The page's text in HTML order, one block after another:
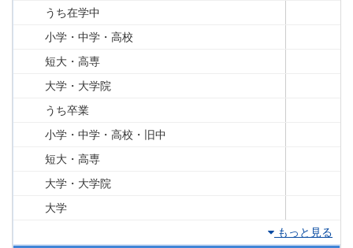
うち在学中
小学・中学・高校
短大・高専
大学・大学院
うち卒業
小学・中学・高校・旧中
短大・高専
大学・大学院
大学
もっと見る